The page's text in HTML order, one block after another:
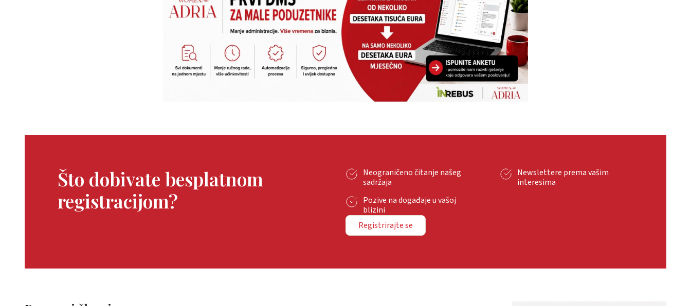
Što dobivate besplatnom
registracijom?
Neograničeno čitanje našeg
sadržaja
Newslettere prema vašim
interesima
Pozive na događaje u vašoj
blizini
Registrirajte se